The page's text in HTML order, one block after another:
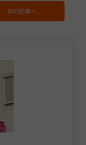
前の記事へ